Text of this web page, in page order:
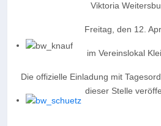
Viktoria
Freitag, den 12.
im Vereinslokal
Die offizielle Einladung mit
dieser Stelle